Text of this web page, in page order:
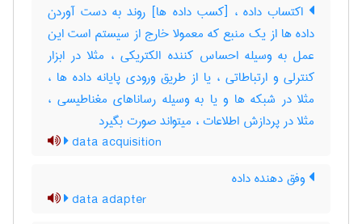
اکتساب داده ، [کسب داده ها] روند به دست آوردن
داده ها از یک منبع که معمولا خارج از سیستم است این
عمل به وسیله احساس کننده الکتریکی ، مثلا در ابزار
کنترلی و ارتباطاتی ، یا از طریق ورودی پایانه داده ها ،
مثلا در شبکه ها و یا به وسیله رساناهای مغناطیسی ،
مثلا در پردازش اطلاعات ، میتواند صورت بگیرد
data acquisition
وفق دهنده داده
data adapter